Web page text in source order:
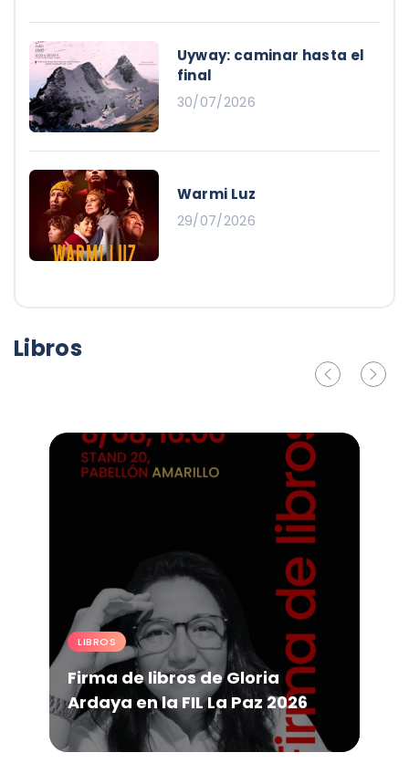
Uyway: caminar hasta el
final
30/07/2026
Warmi Luz
29/07/2026
Libros
LIBROS
Firma de libros de Gloria
Ardaya en la FIL La Paz 2026